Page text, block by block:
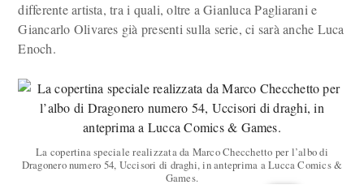
differente artista, tra i quali, oltre a Gianluca Pagliarani e
Giancarlo Olivares già presenti sulla serie, ci sarà anche Luca
Enoch.
La copertina speciale realizzata da Marco Checchetto per l’albo di
Dragonero numero 54, Uccisori di draghi, in anteprima a Lucca Comics &
Games.